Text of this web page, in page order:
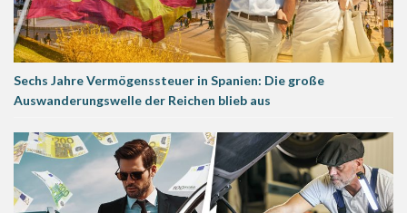
Sechs Jahre Vermögenssteuer in Spanien: Die große
Auswanderungswelle der Reichen blieb aus